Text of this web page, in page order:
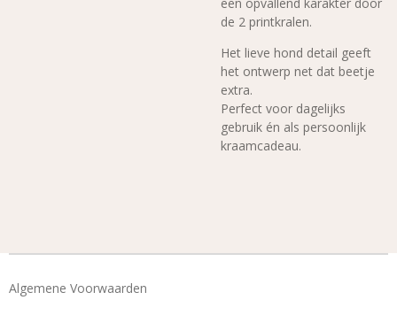
de 2 printkralen.
Het lieve hond detail geeft
het ontwerp net dat beetje
extra.
Perfect voor dagelijks
gebruik én als persoonlijk
kraamcadeau.
Algemene Voorwaarden